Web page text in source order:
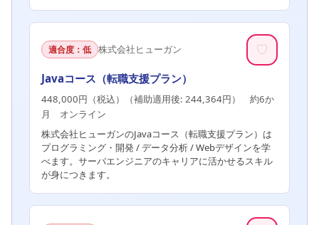
適合度：低 株式会社ヒューガン ♡
Javaコース（転職支援プラン）
448,000円（税込）（補助適用後: 244,364円） 約6か
月 オンライン
株式会社ヒューガンのJavaコース（転職支援プラン）は
プログラミング・開発 / データ分析 / Webデザインを学
べます。サーバエンジニアのキャリアに活かせるスキル
が身につきます。